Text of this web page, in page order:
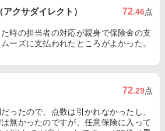
クサダイレクト） 72.46点
時の担当者の対応が親身で保険金の支
ーズに支払われたところがよかった。
72.29点
ったので、点数は引かれなかったし、
無かったのですが、任意保険に入って